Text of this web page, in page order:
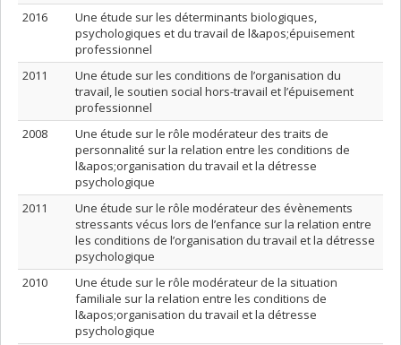
2016
Une étude sur les déterminants biologiques,
psychologiques et du travail de l&apos;épuisement
professionnel
2011
Une étude sur les conditions de l’organisation du
travail, le soutien social hors-travail et l’épuisement
professionnel
2008
Une étude sur le rôle modérateur des traits de
personnalité sur la relation entre les conditions de
l&apos;organisation du travail et la détresse
psychologique
2011
Une étude sur le rôle modérateur des évènements
stressants vécus lors de l’enfance sur la relation entre
les conditions de l’organisation du travail et la détresse
psychologique
2010
Une étude sur le rôle modérateur de la situation
familiale sur la relation entre les conditions de
l&apos;organisation du travail et la détresse
psychologique